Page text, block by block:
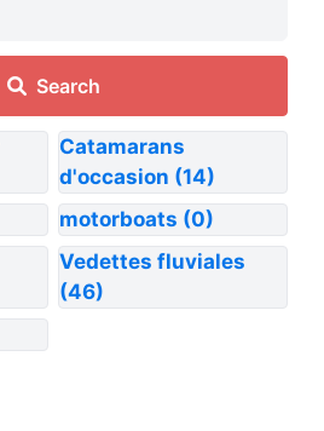
Search
Catamarans
d'occasion (14)
motorboats (0)
Vedettes fluviales
(46)